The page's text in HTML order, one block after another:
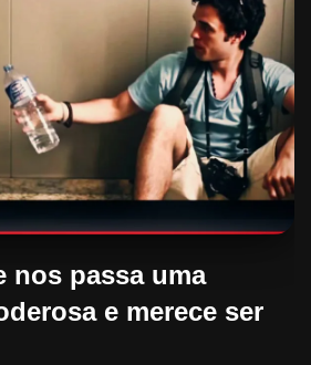
nos passa uma
e merece ser